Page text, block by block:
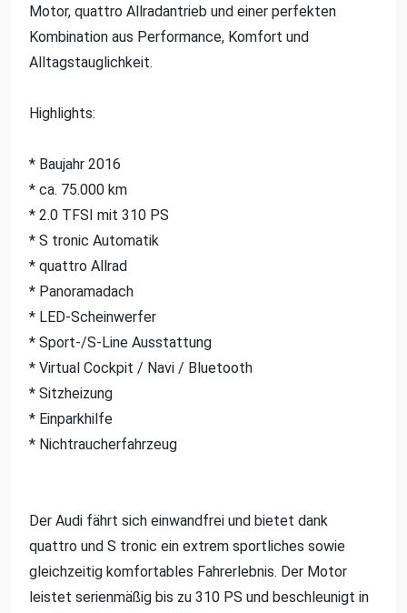
Motor, quattro Allradantrieb und einer perfekten
Kombination aus Performance, Komfort und
Alltagstauglichkeit.
Highlights:
* Baujahr 2016
* ca. 75.000 km
* 2.0 TFSI mit 310 PS
* S tronic Automatik
* quattro Allrad
* Panoramadach
* LED-Scheinwerfer
* Sport-/S-Line Ausstattung
* Virtual Cockpit / Navi / Bluetooth
* Sitzheizung
* Einparkhilfe
* Nichtraucherfahrzeug
Der Audi fährt sich einwandfrei und bietet dank
quattro und S tronic ein extrem sportliches sowie
gleichzeitig komfortables Fahrerlebnis. Der Motor
leistet serienmäßig bis zu 310 PS und beschleunigt in